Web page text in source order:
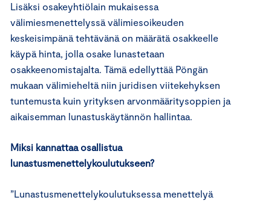
Lisäksi osakeyhtiölain mukaisessa
välimiesmenettelyssä välimiesoikeuden
keskeisimpänä tehtävänä on määrätä osakkeelle
käypä hinta, jolla osake lunastetaan
osakkeenomistajalta. Tämä edellyttää Pöngän
mukaan välimieheltä niin juridisen viitekehyksen
tuntemusta kuin yrityksen arvonmääritysoppien ja
aikaisemman lunastuskäytännön hallintaa.
Miksi kannattaa osallistua
lunastusmenettelykoulutukseen?
”Lunastusmenettelykoulutuksessa menettelyä